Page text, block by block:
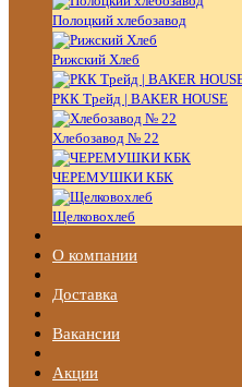
Полоцкий хлебозавод
Рижский Хлеб
РКК Трейд | BAKER HOUSE
Хлебозавод № 22
ЧЕРЕМУШКИ КБК
Щелковохлеб
О компании
Доставка
Вакансии
Акции